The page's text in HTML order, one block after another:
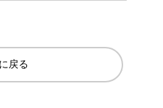
戻る